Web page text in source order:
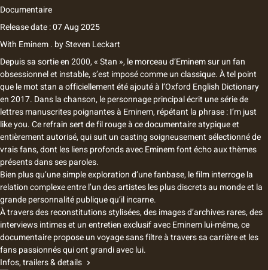
Documentaire
Release date : 07 Aug 2025
With Eminem . bySteven Leckart
Depuis sa sortie en 2000, « Stan », le morceau d’Eminem sur un fan
obsessionnel et instable, s’est imposé comme un classique. À tel point
que le mot stan a officiellement été ajouté à l’Oxford English Dictionary
en 2017. Dans la chanson, le personnage principal écrit une série de
lettres manuscrites poignantes à Eminem, répétant la phrase : I’m just
like you. Ce refrain sert de fil rouge à ce documentaire atypique et
entièrement autorisé, qui suit un casting soigneusement sélectionné de
vrais fans, dont les liens profonds avec Eminem font écho aux thèmes
présents dans ses paroles.
Bien plus qu’une simple exploration d’une fanbase, le film interroge la
relation complexe entre l’un des artistes les plus discrets au monde et la
grande personnalité publique qu’il incarne.
À travers des reconstitutions stylisées, des images d’archives rares, des
interviews intimes et un entretien exclusif avec Eminem lui-même, ce
documentaire propose un voyage sans filtre à travers sa carrière et les
fans passionnés qui ont grandi avec lui.
Infos, trailers & details